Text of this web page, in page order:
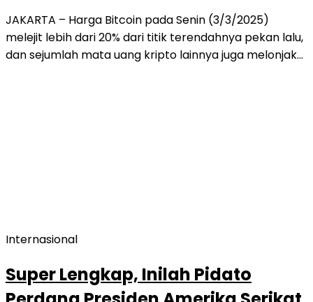
JAKARTA – Harga Bitcoin pada Senin (3/3/2025)
melejit lebih dari 20% dari titik terendahnya pekan lalu,
dan sejumlah mata uang kripto lainnya juga melonjak…
Internasional
Super Lengkap, Inilah Pidato